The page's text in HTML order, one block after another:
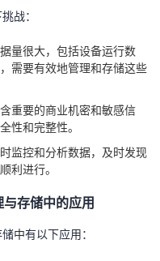
战：
量很大，包括设备运行数
需要有效地管理和存储这些
重要的商业机密和敏感信
性和完整性。
监控和分析数据，及时发现
利进行。
存储中的应用
中有以下应用：